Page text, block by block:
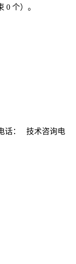
0 个）。
话：
技术咨询电